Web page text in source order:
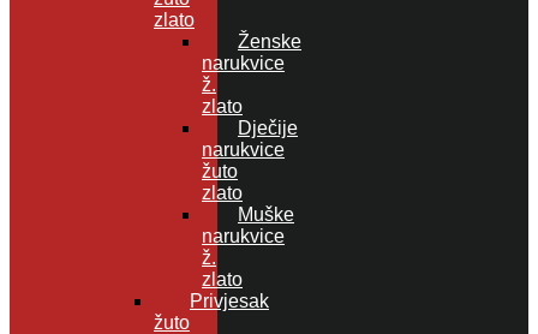
zlato
Ženske
narukvice
ž.
zlato
Dječije
narukvice
žuto
zlato
Muške
narukvice
ž.
zlato
Privjesak
žuto